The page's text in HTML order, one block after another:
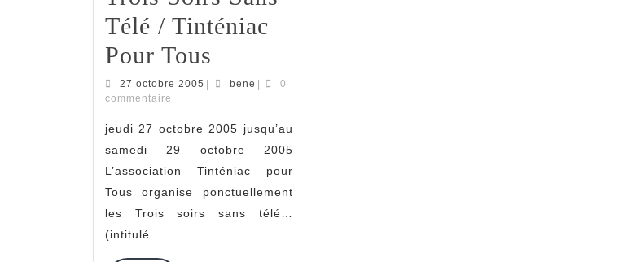
Télé / Tinténiac
Pour Tous
Soirs
Télé
/
Tinténiac
27 octobre 2005 27
bene bene0
commentaire
jeudi 27 octobre 2005 jusqu’au
samedi 29 octobre 2005
L’association Tinténiac pour
Tous organise ponctuellement
les Trois soirs sans télé…
(intitulé